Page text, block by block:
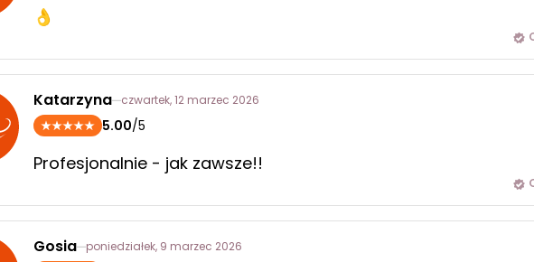
👌
Katarzyna czwartek, 12 marzec 2026
5.00/5
Profesjonalnie - jak zawsze!!
Gosia poniedziałek, 9 marzec 2026